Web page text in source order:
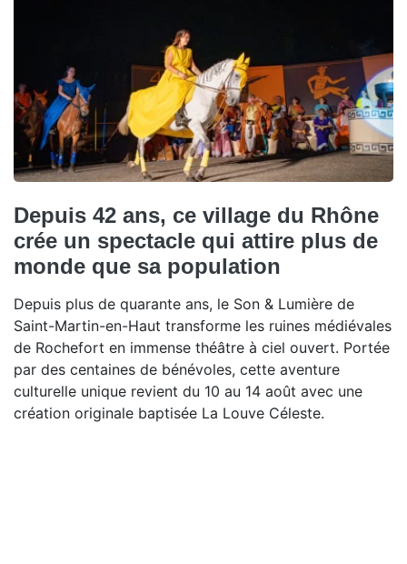
Depuis 42 ans, ce village du Rhône
crée un spectacle qui attire plus de
monde que sa population
Depuis plus de quarante ans, le Son & Lumière de
Saint-Martin-en-Haut transforme les ruines médiévales
de Rochefort en immense théâtre à ciel ouvert. Portée
par des centaines de bénévoles, cette aventure
culturelle unique revient du 10 au 14 août avec une
création originale baptisée La Louve Céleste.